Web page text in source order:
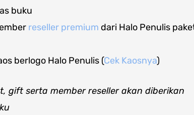
buku
reseller premium dari Halo Penulis
berlogo Halo Penulis (Cek Kaosnya)
gift serta member reseller akan diberikan